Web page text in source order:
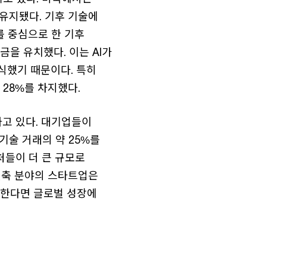
지됐다. 기후 기술에
중심으로 한 기후
을 유치했다. 이는 AI가
기 때문이다. 특히
를 차지했다.
있다. 대기업들이
술 거래의 약 25%를
들이 더 큰 규모로
분야의 스타트업은
다면 글로벌 성장에